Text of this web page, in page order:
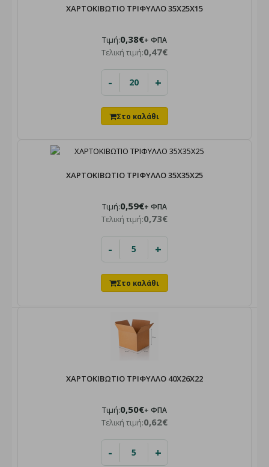
ΧΑΡΤΟΚΙΒΩΤΙΟ ΤΡΙΦΥΛΛΟ 35Χ25Χ15
Τιμή:0,38€+ ΦΠΑ
Τελική τιμή:0,47€
- +
ΧΑΡΤΟΚΙΒΩΤΙΟ ΤΡΙΦΥΛΛΟ 35X35X25
Τιμή:0,59€+ ΦΠΑ
Τελική τιμή:0,73€
- +
ΧΑΡΤΟΚΙΒΩΤΙΟ ΤΡΙΦΥΛΛΟ 40Χ26Χ22
Τιμή:0,50€+ ΦΠΑ
Τελική τιμή:0,62€
- +